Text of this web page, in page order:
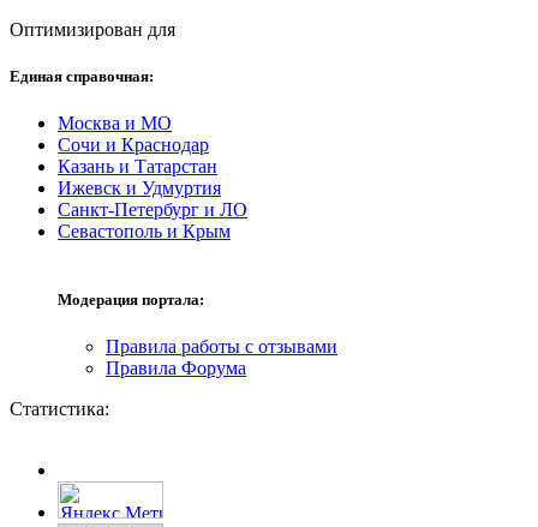
Оптимизирован для
Единая справочная:
Москва и МО
Сочи и Краснодар
Казань и Татарстан
Ижевск и Удмуртия
Санкт-Петербург и ЛО
Севастополь и Крым
Модерация портала:
Правила работы с отзывами
Правила Форума
Статистика: